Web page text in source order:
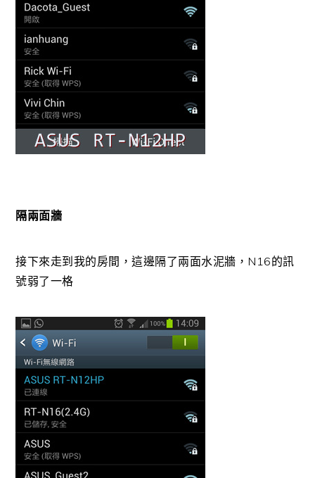
隔兩面牆
接下來走到我的房間，這邊隔了兩面水泥牆，N16的訊
號弱了一格